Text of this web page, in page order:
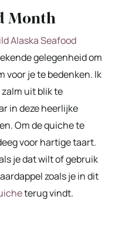
Month
Alaska Seafood
gelegenheid om
voor je te bedenken. Ik
uit blik te
in deze heerlijke
Om de quiche te
voor hartige taart.
je dat wilt of gebruik
zoals je in dit
terug vindt.